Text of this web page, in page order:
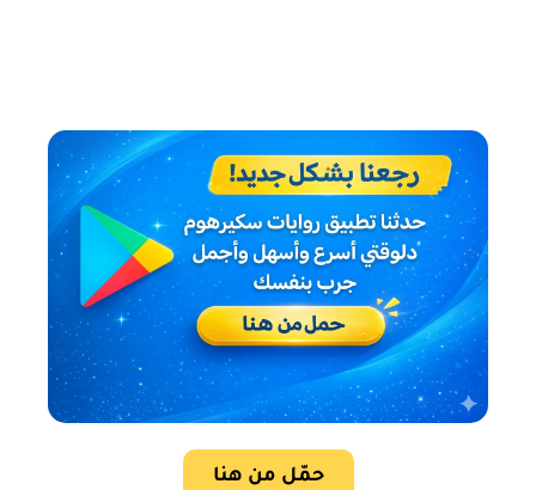
حمّل من هنا